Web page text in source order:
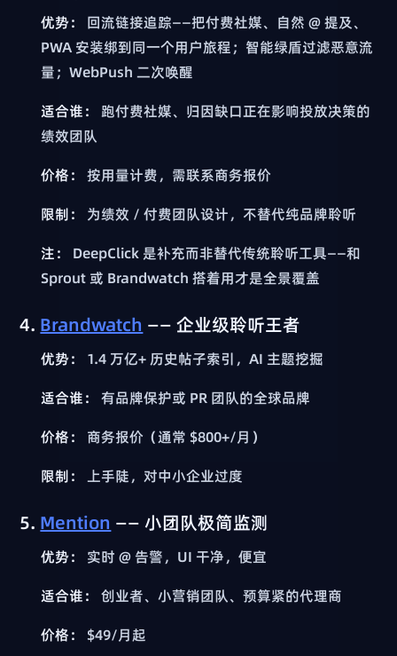
优势：
回流链接追踪——把付费社媒、自然 @ 提及、
PWA 安装绑到同一个用户旅程；智能绿盾过滤恶意流
量；WebPush 二次唤醒
适合谁：
跑付费社媒、归因缺口正在影响投放决策的
绩效团队
价格：
按用量计费，需联系商务报价
限制：
为绩效 / 付费团队设计，不替代纯品牌聆听
注：
DeepClick 是补充而非替代传统聆听工具——和
Sprout 或 Brandwatch 搭着用才是全景覆盖
4. Brandwatch —— 企业级聆听王者
优势：
1.4 万亿+ 历史帖子索引，AI 主题挖掘
适合谁：
有品牌保护或 PR 团队的全球品牌
价格：
商务报价（通常 $800+/月）
限制：
上手陡，对中小企业过度
5. Mention —— 小团队极简监测
优势：
实时 @ 告警，UI 干净，便宜
适合谁：
创业者、小营销团队、预算紧的代理商
价格：
$49/月起